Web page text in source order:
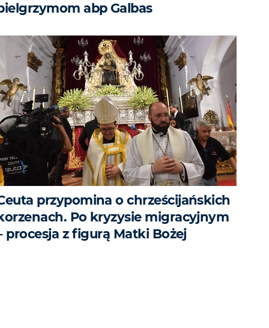
abp Galbas
przypomina o chrześcijańskich
Po kryzysie migracyjnym
procesja z figurą Matki Bożej